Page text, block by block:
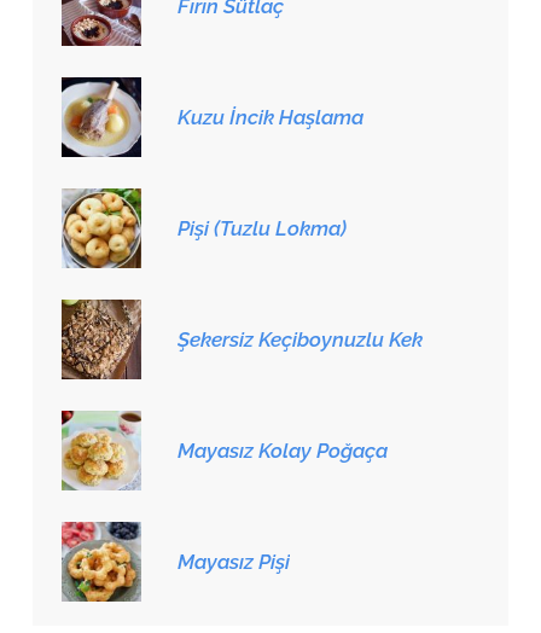
Fırın Sütlaç
Kuzu İncik Haşlama
Pişi (Tuzlu Lokma)
Şekersiz Keçiboynuzlu Kek
Mayasız Kolay Poğaça
Mayasız Pişi